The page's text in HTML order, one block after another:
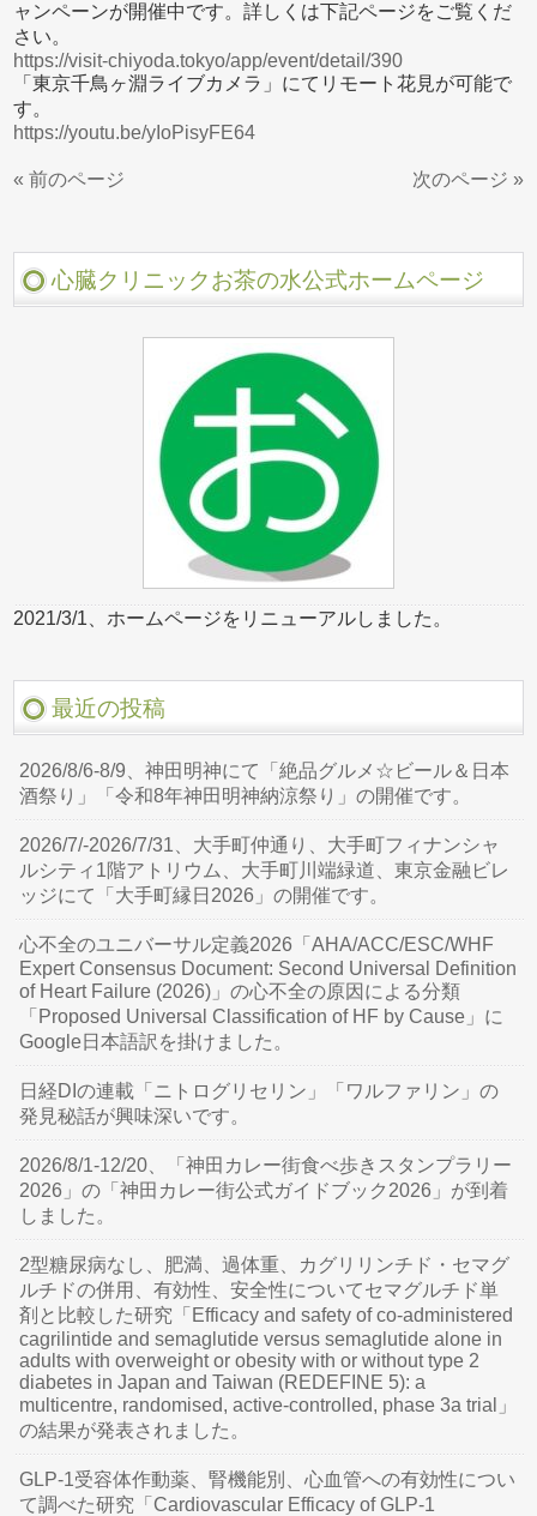
ャンペーンが開催中です。詳しくは下記ページをご覧くだ
さい。
https://visit-chiyoda.tokyo/app/event/detail/390
「東京千鳥ヶ淵ライブカメラ」にてリモート花見が可能で
す。
https://youtu.be/yIoPisyFE64
« 前のページ 次のページ »
心臓クリニックお茶の水公式ホームページ
2021/3/1、ホームページをリニューアルしました。
最近の投稿
2026/8/6-8/9、神田明神にて「絶品グルメ☆ビール＆日本
酒祭り」「令和8年神田明神納涼祭り」の開催です。
2026/7/-2026/7/31、大手町仲通り、大手町フィナンシャ
ルシティ1階アトリウム、大手町川端緑道、東京金融ビレ
ッジにて「大手町縁日2026」の開催です。
心不全のユニバーサル定義2026「AHA/ACC/ESC/WHF
Expert Consensus Document: Second Universal Definition
of Heart Failure (2026)」の心不全の原因による分類
「Proposed Universal Classification of HF by Cause」に
Google日本語訳を掛けました。
日経DIの連載「ニトログリセリン」「ワルファリン」の
発見秘話が興味深いです。
2026/8/1-12/20、「神田カレー街食べ歩きスタンプラリー
2026」の「神田カレー街公式ガイドブック2026」が到着
しました。
2型糖尿病なし、肥満、過体重、カグリリンチド・セマグ
ルチドの併用、有効性、安全性についてセマグルチド単
剤と比較した研究「Efficacy and safety of co-administered
cagrilintide and semaglutide versus semaglutide alone in
adults with overweight or obesity with or without type 2
diabetes in Japan and Taiwan (REDEFINE 5): a
multicentre, randomised, active-controlled, phase 3a trial」
の結果が発表されました。
GLP-1受容体作動薬、腎機能別、心血管への有効性につい
て調べた研究「Cardiovascular Efficacy of GLP-1